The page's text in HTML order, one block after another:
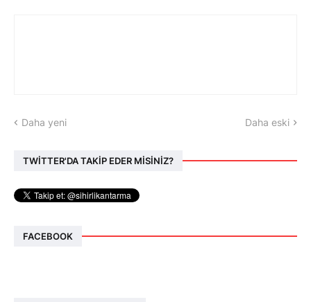
Daha yeni Daha eski
TWİTTER'DA TAKİP EDER MİSİNİZ?
FACEBOOK